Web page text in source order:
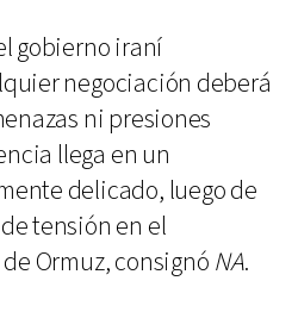
gobierno iraní
negociación deberá
ni presiones
llega en un
delicado, luego de
tensión en el
Ormuz, consignó NA.